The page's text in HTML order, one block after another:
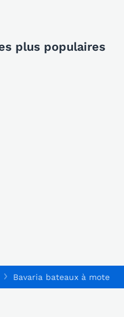
plus populaires
Bavaria bateaux à moteur